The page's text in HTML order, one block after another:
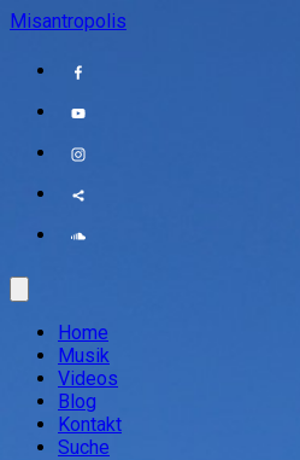
Misantropolis
Home
Musik
Videos
Blog
Kontakt
Suche